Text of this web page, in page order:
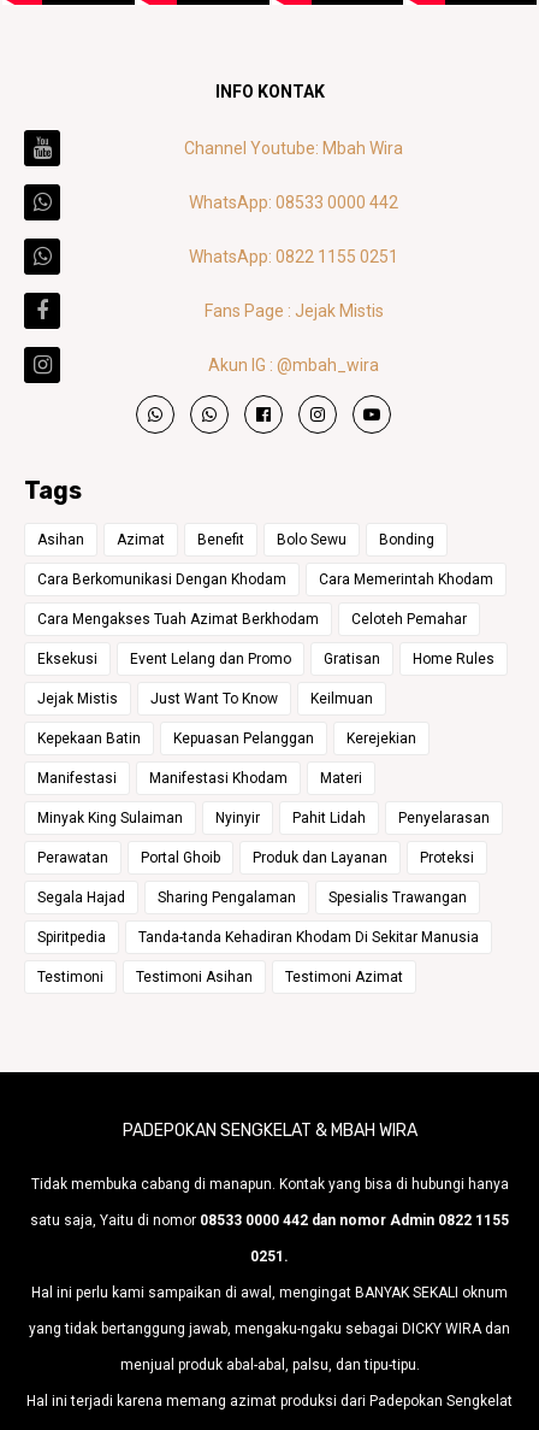
INFO KONTAK
Channel Youtube: Mbah Wira
WhatsApp: 08533 0000 442
WhatsApp: 0822 1155 0251
Fans Page : Jejak Mistis
Akun IG : @mbah_wira
Tags
Asihan Azimat Benefit Bolo Sewu Bonding
Cara Berkomunikasi Dengan Khodam Cara Memerintah Khodam
Cara Mengakses Tuah Azimat Berkhodam Celoteh Pemahar
Eksekusi Event Lelang dan Promo Gratisan Home Rules
Jejak Mistis Just Want To Know Keilmuan
Kepekaan Batin Kepuasan Pelanggan Kerejekian
Manifestasi Manifestasi Khodam Materi
Minyak King Sulaiman Nyinyir Pahit Lidah Penyelarasan
Perawatan Portal Ghoib Produk dan Layanan Proteksi
Segala Hajad Sharing Pengalaman Spesialis Trawangan
Spiritpedia Tanda-tanda Kehadiran Khodam Di Sekitar Manusia
Testimoni Testimoni Asihan Testimoni Azimat
PADEPOKAN SENGKELAT & MBAH WIRA
Tidak membuka cabang di manapun. Kontak yang bisa di hubungi hanya
satu saja, Yaitu di nomor 08533 0000 442 dan nomor Admin 0822 1155
0251.
Hal ini perlu kami sampaikan di awal, mengingat BANYAK SEKALI oknum
yang tidak bertanggung jawab, mengaku-ngaku sebagai DICKY WIRA dan
menjual produk abal-abal, palsu, dan tipu-tipu.
Hal ini terjadi karena memang azimat produksi dari Padepokan Sengkelat